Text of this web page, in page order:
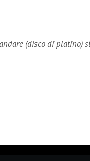
(disco di platino)